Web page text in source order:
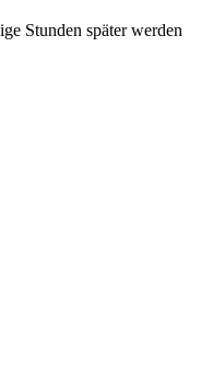
Stunden später werden